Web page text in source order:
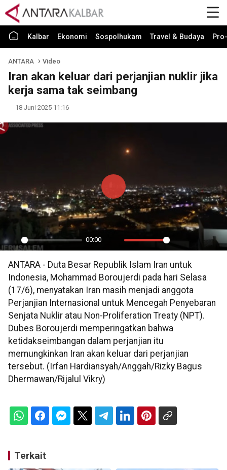
Kalbar Ekonomi Sospolhukam Travel & Budaya
ANTARA Video
Iran akan keluar dari perjanjian nuklir jika
kerja sama tak seimbang
18 Juni 2025 11:16
Play
00:00
Mute Settings
PIP
Play
ANTARA - Duta Besar Republik Islam Iran untuk
Indonesia, Mohammad Boroujerdi pada hari Selasa
(17/6), menyatakan Iran masih menjadi anggota
Perjanjian Internasional untuk Mencegah Penyebaran
Senjata Nuklir atau Non-Proliferation Treaty (NPT).
Dubes Boroujerdi memperingatkan bahwa
ketidakseimbangan dalam perjanjian itu
memungkinkan Iran akan keluar dari perjanjian
tersebut. (Irfan Hardiansyah/Anggah/Rizky Bagus
Dhermawan/Rijalul Vikry)
Terkait